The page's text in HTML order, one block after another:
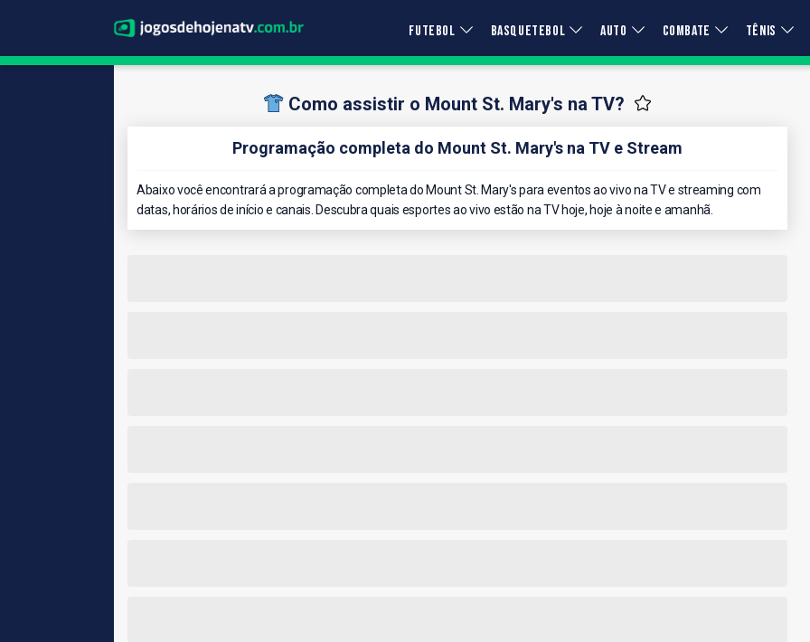
FUTEBOL BASQUETEBOL AUTO COMBATE TÊNIS
Como assistir o Mount St. Mary's na TV?
Programação completa do Mount St. Mary's na TV e Stream
Abaixo você encontrará a programação completa do Mount St. Mary's para eventos ao vivo na TV e streaming com
datas, horários de início e canais. Descubra quais esportes ao vivo estão na TV hoje, hoje à noite e amanhã.